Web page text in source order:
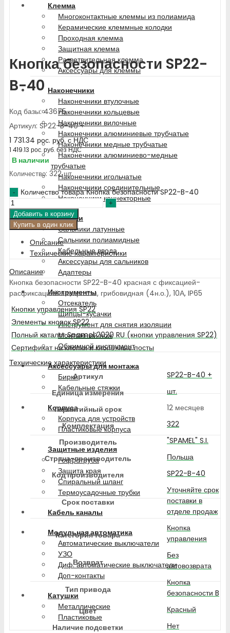
Клемма
Многоконтактные клеммы из полиамида
Керамические клеммные колодки
Проходная клемма
Защитная клемма
Разветвительная клемма
Аксессуары для клеммы
Наконечники
Наконечники втулочные
Наконечники кольцевые
Наконечники вилочные
Наконечники алюминиевые трубчатые
Наконечники медные трубчатые
Наконечники алюминиево-медные
трубчатые
Наконечники игольчатые
Наконечники соединительные
Наконечники коннекторные
Сальники
Сальники латунные
Сальники полиамидные
Кабельные ввода
Аксессуары для сальников
Адаптеры
Инструменты
Отсекатель
Щипцы-кусачки
Инструмент для снятия изоляции
Монтажный нож
Обжимной инструмент
Аксессуары для монтажа
Бирки
Кабельные стяжки
Корпуса
Корпуса для устройств
Пластиковые корпуса
Защитные изделия
Гофротруба
Защита края
Спиральный шланг
Термоусадочные трубки
Кабель каналы
Модульная автоматика
Автоматические выключатели
УЗО
Диф. автоматические выключатели
Доп-контакты
Катушки
Металлические
Пластиковые
Кнопка безопасности SP22-
B-40
Код базы: 43675
Артикул: SP22-B-40 +
1 731.34 рос. руб.с НДС
1 419.13 рос. руб.без НДС
В наличии
Количество: 322 шт.
Количество товара Кнопка безопасности SP22-B-40
Добавить в корзину
Купить в один клик
Описание
Технические характеристики
Описание
Кнопка безопасности SP22-B-40 красная с фиксацией-
расфиксацией поворотом, грибовидная (4н.о.), 10А, IP65
Кнопки управления SP22
Элементы кнопок SP22
Полный каталог Spamel 2020 RU (кнопки управления SP22)
Сертификат на кнопки и кнопочные посты
Технические характеристики
Артикул
SP22-B-40 +
Единица измерения
шт.
Гарантийный срок
12 месяцев
Комплектация
322
Производитель
"SPAMEL" S.I.
Страна-производитель
Польша
Код производителя
SP22-B-40
Срок поставки
Уточняйте срок
поставки в
отделе продаж
Категория товара
Кнопка
управления
Возврат
Без
автовозврата
Тип привода
Кнопка
безопасности B
Цвет
Красный
Наличие подсветки
Нет